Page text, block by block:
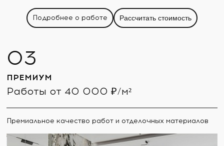
Подробнее о работе Рассчитать стоимость
ПРЕМИУМ
Работы от 40 000 ₽/м²
Премиальное качество работ и отделочных материалов